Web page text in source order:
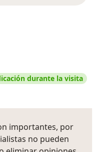
durante la visita
importantes, por
no pueden